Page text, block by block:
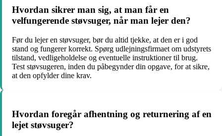
Hvordan sikrer man sig, at man får en
velfungerende støvsuger, når man lejer den?
Før du lejer en støvsuger, bør du altid tjekke, at den er i god
stand og fungerer korrekt. Spørg udlejningsfirmaet om udstyrets
tilstand, vedligeholdelse og eventuelle instruktioner til brug.
Test støvsugeren, inden du påbegynder din opgave, for at sikre,
at den opfylder dine krav.
Hvordan foregår afhentning og returnering af en
lejet støvsuger?